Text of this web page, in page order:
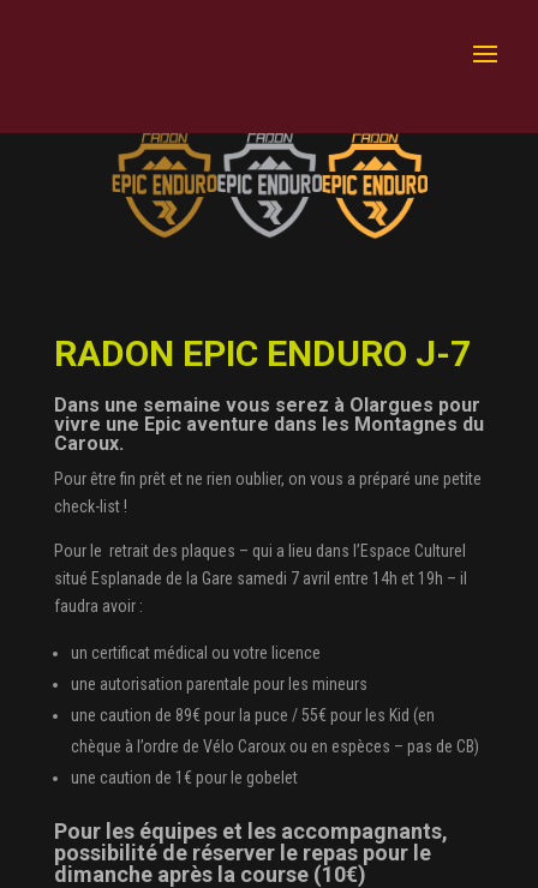
RADON EPIC ENDURO J-7
Dans une semaine vous serez à Olargues pour
vivre une Epic aventure dans les Montagnes du
Caroux.
Pour être fin prêt et ne rien oublier, on vous a préparé une petite
check-list !
Pour le retrait des plaques – qui a lieu dans l’Espace Culturel
situé Esplanade de la Gare samedi 7 avril entre 14h et 19h – il
faudra avoir :
un certificat médical ou votre licence
une autorisation parentale pour les mineurs
une caution de 89€ pour la puce / 55€ pour les Kid (en
chèque à l’ordre de Vélo Caroux ou en espèces – pas de CB)
une caution de 1€ pour le gobelet
Pour les équipes et les accompagnants,
possibilité de réserver le repas pour le
dimanche après la course (10€)